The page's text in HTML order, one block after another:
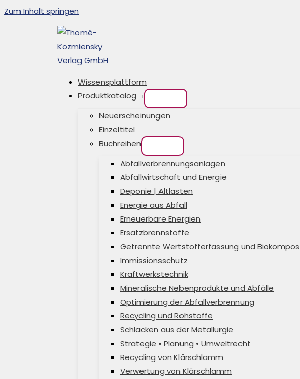
Zum Inhalt springen
Wissensplattform
Produktkatalog
Neuerscheinungen
Einzeltitel
Buchreihen
Abfallverbrennungsanlagen
Abfallwirtschaft und Energie
Deponie | Altlasten
Energie aus Abfall
Erneuerbare Energien
Ersatzbrennstoffe
Getrennte Wertstofferfassung und
Immissionsschutz
Kraftwerkstechnik
Mineralische Nebenprodukte und Abfälle
Optimierung der Abfallverbrennung
Recycling und Rohstoffe
Schlacken aus der Metallurgie
Strategie • Planung • Umweltrecht
Recycling von Klärschlamm
Verwertung von Klärschlamm